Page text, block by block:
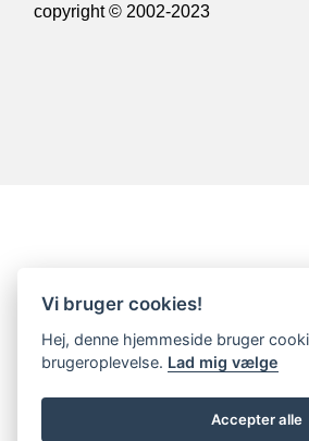
copyright © 2002-2023
Vi bruger cookies!
Hej, denne hjemmeside bruger
brugeroplevelse. Lad mig vælge
Accepter alle